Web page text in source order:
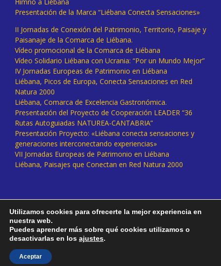
Presentación de la Marca “Liébana Conecta Sensaciones»
II Jornadas de Conexión del Patrimonio, Territorio, Paisaje y
Paisanaje de la Comarca de Liébana.
Vídeo promocional de la Comarca de Liébana
Vídeo Solidario Liébana con Ucrania: “Por un Mundo Mejor”
IV Jornadas Europeas de Patrimonio en Liébana
Liébana, Picos de Europa, Conecta Sensaciones en Red
Natura 2000
Liébana, Comarca de Excelencia Gastronómica.
Presentación del Proyecto de Cooperación LEADER “36
Rutas Autoguiadas NATUREA-CANTABRIA”
Presentación Proyecto: «Liébana conecta sensaciones y
generaciones interconectando experiencias»
VII Jornadas Europeas de Patrimonio en Liébana
Liébana, Paisajes que Conectan en Red Natura 2000
Utilizamos cookies para ofrecerte la mejor experiencia en
nuestra web.
Puedes aprender más sobre qué cookies utilizamos o
desactivarlas en los ajustes.
Aceptar